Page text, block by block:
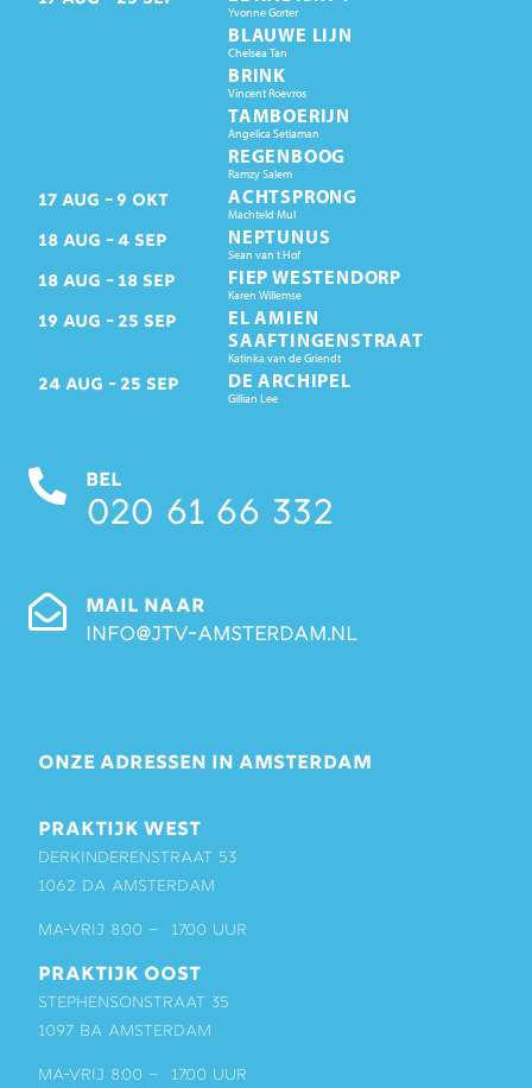
Yvonne Gorter
BLAUWE LIJN
Chelsea Tan
BRINK
Vincent Roevros
TAMBOERIJN
Angelica Setiaman
REGENBOOG
Ramzy Salem
17 AUG 9 OKT ACHTSPRONG
Machteld Mul
18 AUG 4 SEP NEPTUNUS
Sean van t Hof
18 AUG 18 SEP FIEP WESTENDORP
Karen Willemse
19 AUG 25 SEP
EL AMIEN
SAAFTINGENSTRAAT
Katinka van de Griendt
24 AUG 25 SEP DE ARCHIPEL
Gillian Lee
BEL
020 61 66 332
MAIL NAAR
info@jtv-amsterdam.nl
ONZE ADRESSEN IN AMSTERDAM
PRAKTIJK WEST
Derkinderenstraat 53
1062 DA Amsterdam
ma-vrij 8:00 – 17:00 uur
PRAKTIJK OOST
Stephensonstraat 35
1097 BA Amsterdam
ma-vrij 8:00 – 17:00 uur